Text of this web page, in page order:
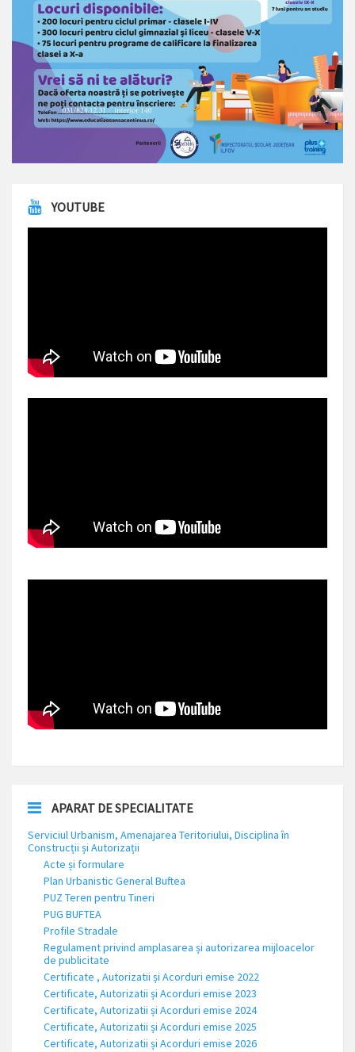
YOUTUBE
APARAT DE SPECIALITATE
Serviciul Urbanism, Amenajarea Teritoriului, Disciplina în
Construcții și Autorizații
Acte și formulare
Plan Urbanistic General Buftea
PUZ Teren pentru Tineri
PUG BUFTEA
Profile Stradale
Regulament privind amplasarea și autorizarea mijloacelor
de publicitate
Certificate , Autorizatii și Acorduri emise 2022
Certificate, Autorizatii și Acorduri emise 2023
Certificate, Autorizatii și Acorduri emise 2024
Certificate, Autorizatii și Acorduri emise 2025
Certificate, Autorizatii și Acorduri emise 2026